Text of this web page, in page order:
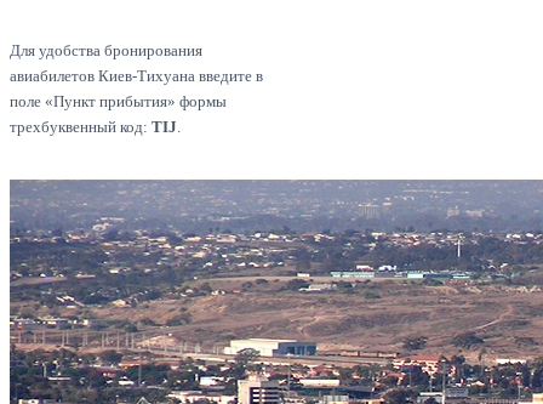
Для удобства бронирования
авиабилетов Киев-Тихуана введите в
поле «Пункт прибытия» формы
трехбуквенный код: TIJ